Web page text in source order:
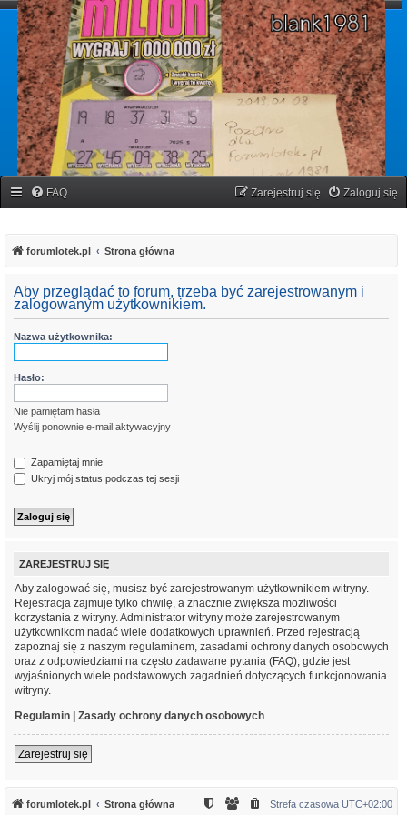
forumlotek.pl
Forum gier liczbowych
FAQ Zaloguj się
Zarejestruj się
forumlotek.pl Strona główna
Aby przeglądać to forum, trzeba być zarejestrowanym i
zalogowanym użytkownikiem.
Nazwa użytkownika:
Hasło:
Nie pamiętam hasła
Wyślij ponownie e-mail aktywacyjny
Zapamiętaj mnie
Ukryj mój status podczas tej sesji
ZAREJESTRUJ SIĘ
Aby zalogować się, musisz być zarejestrowanym użytkownikiem witryny.
Rejestracja zajmuje tylko chwilę, a znacznie zwiększa możliwości
korzystania z witryny. Administrator witryny może zarejestrowanym
użytkownikom nadać wiele dodatkowych uprawnień. Przed rejestracją
zapoznaj się z naszym regulaminem, zasadami ochrony danych osobowych
oraz z odpowiedziami na często zadawane pytania (FAQ), gdzie jest
wyjaśnionych wiele podstawowych zagadnień dotyczących funkcjonowania
witryny.
Regulamin
Zasady ochrony danych osobowych
Zarejestruj się
forumlotek.pl Strona główna Strefa czasowa UTC+02:00